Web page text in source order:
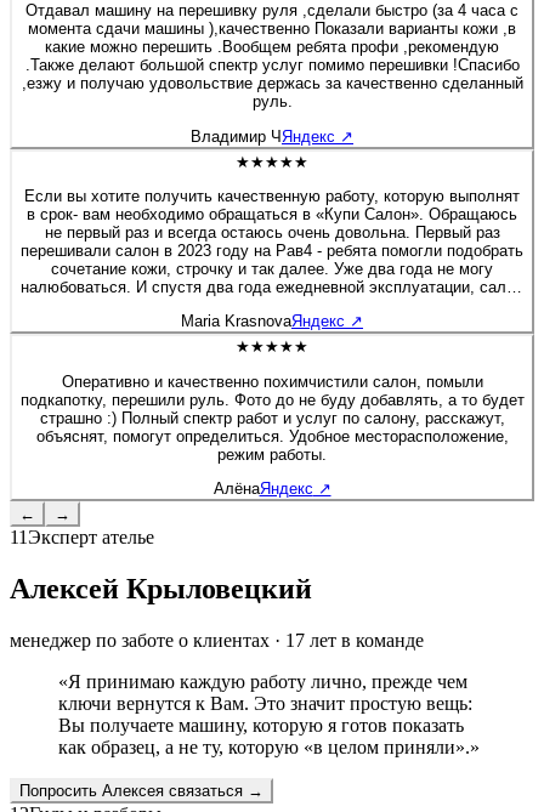
Отдавал машину на перешивку руля ,сделали быстро (за 4 часа с
момента сдачи машины ),качественно Показали варианты кожи ,в
какие можно перешить .Вообщем ребята профи ,рекомендую
.Также делают большой спектр услуг помимо перешивки !Спасибо
,езжу и получаю удовольствие держась за качественно сделанный
руль.
Владимир ЧЯндекс ↗
★★★★★
Если вы хотите получить качественную работу, которую выполнят
в срок- вам необходимо обращаться в «Купи Салон». Обращаюсь
не первый раз и всегда остаюсь очень довольна. Первый раз
перешивали салон в 2023 году на Рав4 - ребята помогли подобрать
сочетание кожи, строчку и так далее. Уже два года не могу
налюбоваться. И спустя два года ежедневной эксплуатации, салон
на Солярисе. Здесь работают профессионалы своего дела!
Maria KrasnovaЯндекс ↗
★★★★★
Оперативно и качественно похимчистили салон, помыли
подкапотку, перешили руль. Фото до не буду добавлять, а то будет
страшно :) Полный спектр работ и услуг по салону, расскажут,
объяснят, помогут определиться. Удобное месторасположение,
режим работы.
АлёнаЯндекс ↗
←
→
11Эксперт ателье
Алексей Крыловецкий
менеджер по заботе о клиентах · 17 лет в команде
«Я принимаю каждую работу лично, прежде чем
ключи вернутся к Вам. Это значит простую вещь:
Вы получаете машину, которую я готов показать
как образец, а не ту, которую «в целом приняли».»
Попросить Алексея связаться →